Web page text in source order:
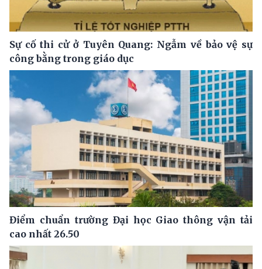
Sự cố thi cử ở Tuyên Quang: Ngẫm về bảo vệ sự
công bằng trong giáo dục
Điểm chuẩn trường Đại học Giao thông vận tải
cao nhất 26.50